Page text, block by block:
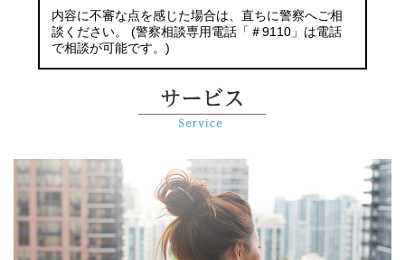
内容に不審な点を感じた場合は、直ちに警察へご相
談ください。 (警察相談専用電話「＃9110」は電話
で相談が可能です。)